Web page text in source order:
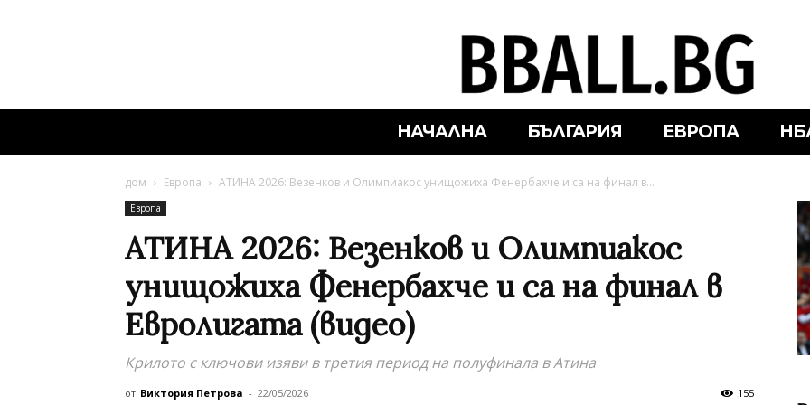
НАЧАЛНА БЪЛГАРИЯ ЕВРОПА
дом Европа АТИНА 2026: Везенков и Олимпиакос унищожиха Фенербахче и са на финал в...
Европа
АТИНА 2026: Везенков и Олимпиакос
унищожиха Фенербахче и са на финал в
Евролигата (видео)
Крилото с ключови изяви в третия период на полуфинала в Атина
от Виктория Петрова - 22/05/2026 155